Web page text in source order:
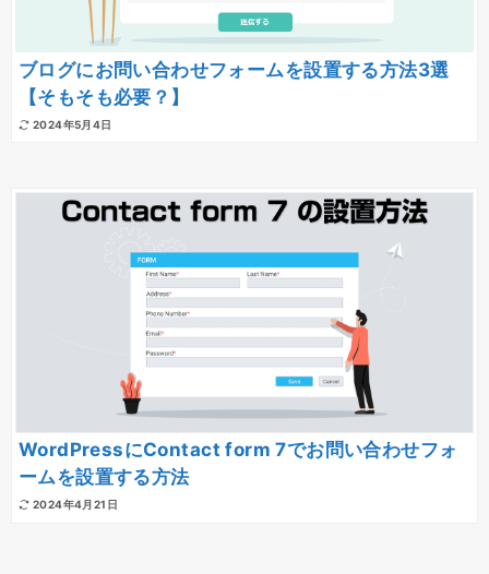
ブログにお問い合わせフォームを設置する方法3選
【そもそも必要？】
2024年5月4日
WordPressにContact form 7でお問い合わせフォ
ームを設置する方法
2024年4月21日